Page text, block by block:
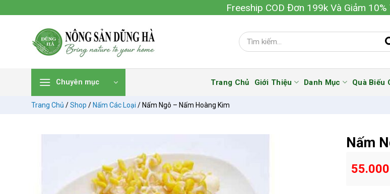
đến
Freeship COD Đơn 199k Và Giảm
Chuyên mục Trang Chủ Giới Thiệu Danh Mục Quà Biếu
Trang Chủ /Shop / Nấm Các Loại / Nấm Ngô – Nấm Hoàng Kim
Nấm
55.000